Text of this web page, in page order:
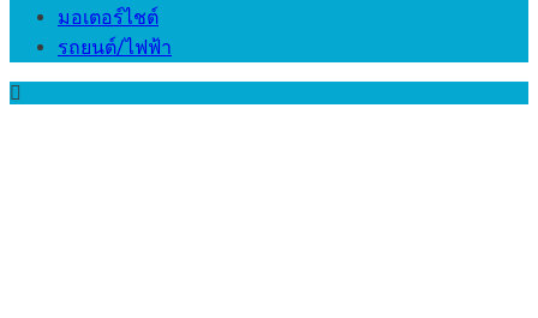
มอเตอร์ไชต์
รถยนต์/ไฟฟ้า